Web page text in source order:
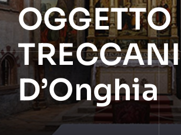
OGGETTO
TRECCANI
D’Onghia